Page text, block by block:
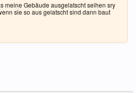
meine Gebäude ausgelatscht seihen sry
sie so aus gelatscht sind dann baut